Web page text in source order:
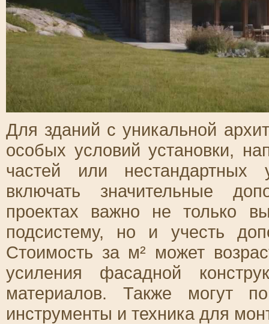
Для зданий с уникальной
особых условий установки,
частей или нестандартных
включать значительные
проектах важно не только
подсистему, но и учесть
Стоимость за м² может
усиления фасадной
материалов. Также могут
инструменты и техника для